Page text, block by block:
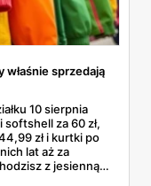
właśnie sprzedają
10 sierpnia
za 60 zł,
zł i kurtki po
lat aż za
z jesienną